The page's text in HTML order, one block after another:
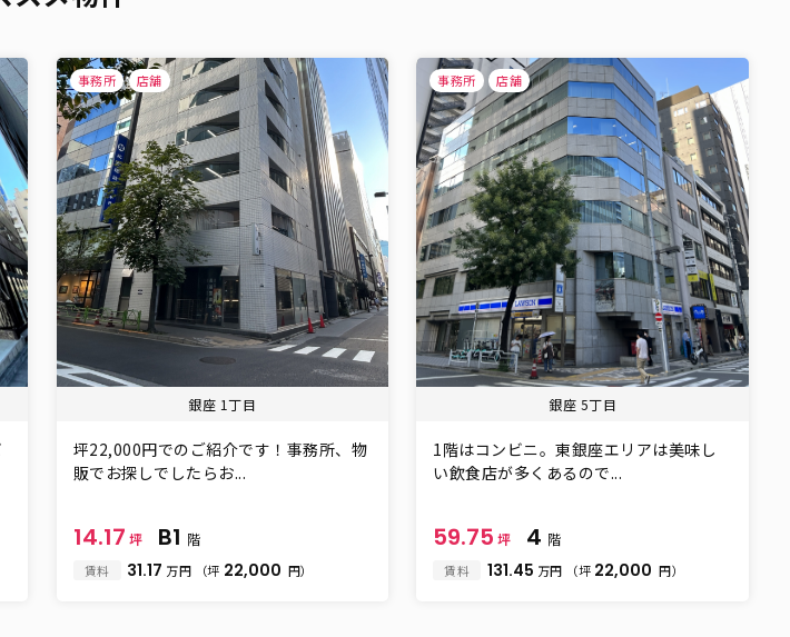
事務所 店舗
銀座 1丁目
坪22,000円でのご紹介です！事務所、物
販でお探しでしたらお...
14.17 坪 B1 階
賃料 31.17 万円 （坪 22,000 円）
事務所 店舗
銀座 5丁目
1階はコンビニ。東銀座エリアは美味し
い飲食店が多くあるので...
59.75 坪 4 階
賃料 131.45 万円 （坪 22,000 円）